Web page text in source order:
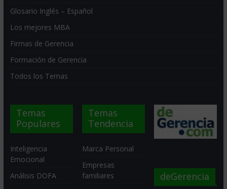
Glosario Inglés – Español
Los mejores MBA
Firmas de Gerencia
Formación de Gerencia
Todos los Temas
Temas
Populares
Inteligencia
Emocional
Análisis DOFA
Temas
Tendencia
Marca Personal
Empresas
familiares
deGerencia